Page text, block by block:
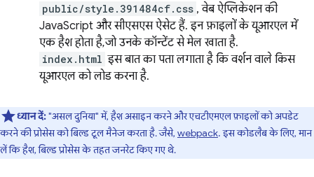
public/style.391484cf.css , वेब ऐप्लिकेशन की
JavaScript और सीएसएस ऐसेट हैं. इन फ़ाइलों के यूआरएल में
एक हैश होता है, जो उनके कॉन्टेंट से मेल खाता है.
index.html इस बात का पता लगाता है कि वर्शन वाले किस
यूआरएल को लोड करना है.
ध्यान दें:"असल दुनिया" में, हैश असाइन करने और एचटीएमएल फ़ाइलों को अपडेट
करने की प्रोसेस को बिल्ड टूल मैनेज करता है. जैसे, webpack. इस कोडलैब के लिए, मान
लें कि हैश, बिल्ड प्रोसेस के तहत जनरेट किए गए थे.